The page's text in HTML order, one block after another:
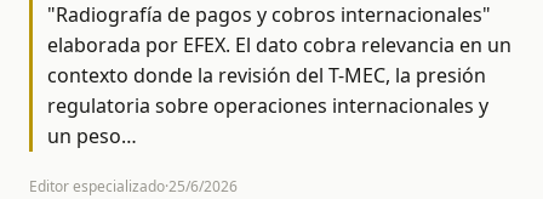
"Radiografía de pagos y cobros internacionales"
elaborada por EFEX. El dato cobra relevancia en un
contexto donde la revisión del T-MEC, la presión
regulatoria sobre operaciones internacionales y
un peso…
Editor especializado·25/6/2026